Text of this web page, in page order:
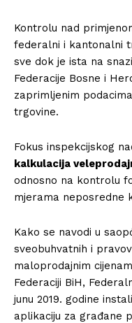
Kontrolu nad
federalni i kantonalni
sve dok je ista na
Federacije Bosne i
zaprimljenim
trgovine.
Fokus inspekcijskog
kalkulacija
odnosno na kontrolu
mjerama neposredne
Kako se navodi u
sveobuhvatnih i
maloprodajnim
Federaciji BiH,
junu 2019. godine
aplikaciju za građane